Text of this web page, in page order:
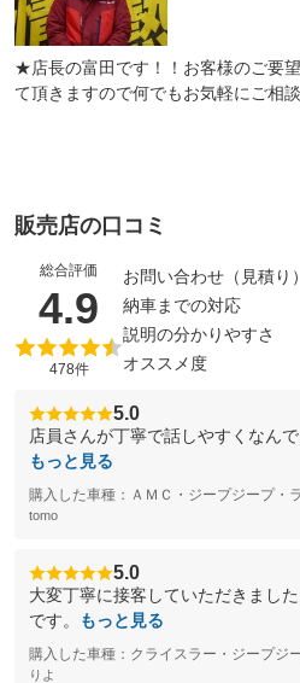
★店長の富田です！！お客様のご要
て頂きますので何でもお気軽にご相
販売店の口コミ
総合評価
4.9 （5点満点
478件
お問い合わせ（見積り）
納車までの対応
説明の分かりやすさ
オススメ度
5.0
店員さんが丁寧で話しやすくなん
もっと見る
購入した車種：ＡＭＣ・ジープジープ・
tomo
5.0
大変丁寧に接客していただきまし
です。
もっと見る
購入した車種：クライスラー・ジープジ
りよ